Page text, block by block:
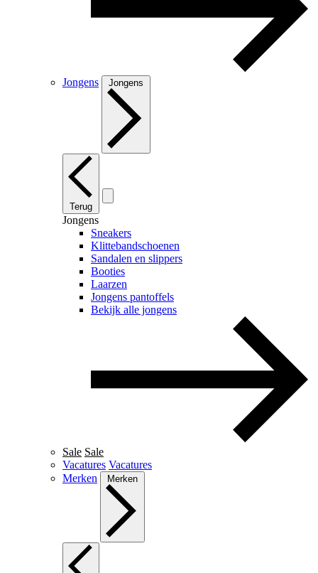
Jongens Jongens
Terug
Jongens
Sneakers
Klittebandschoenen
Sandalen en slippers
Booties
Laarzen
Jongens pantoffels
Bekijk alle jongens
Sale Sale
Vacatures Vacatures
Merken
Merken